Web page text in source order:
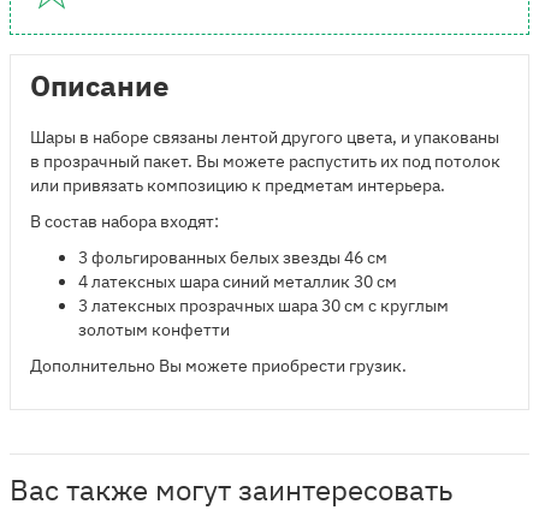
Описание
Шары в наборе связаны лентой другого цвета, и упакованы
в прозрачный пакет. Вы можете распустить их под потолок
или привязать композицию к предметам интерьера.
В состав набора входят:
3 фольгированных белых звезды 46 см
4 латексных шара синий металлик 30 см
3 латексных прозрачных шара 30 см с круглым
золотым конфетти
Дополнительно Вы можете приобрести грузик.
Вас также могут заинтересовать